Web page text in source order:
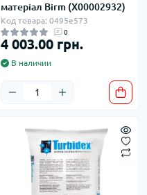
матеріал Birm (Х00002932)
Код товара: 0495e573
0
4 003.00 грн.
В наличии